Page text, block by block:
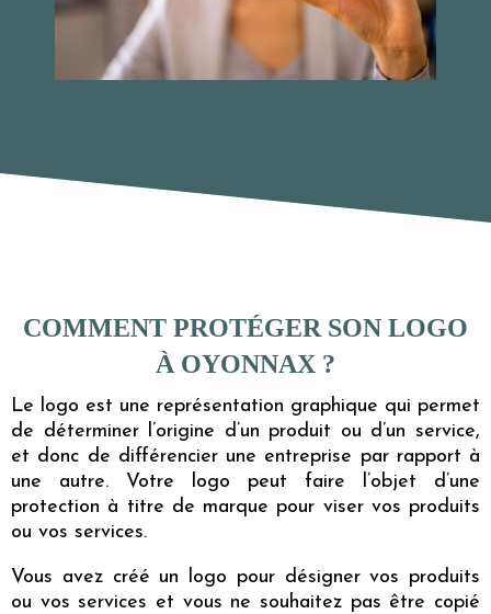
COMMENT PROTÉGER SON LOGO
À OYONNAX ?
Le logo est une représentation graphique qui permet
de déterminer l’origine d’un produit ou d’un service,
et donc de différencier une entreprise par rapport à
une autre. Votre logo peut faire l’objet d’une
protection à titre de marque pour viser vos produits
ou vos services.
Vous avez créé un logo pour désigner vos produits
ou vos services et vous ne souhaitez pas être copié